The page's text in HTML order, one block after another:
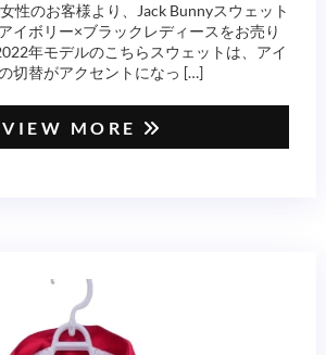
性のお客様より、Jack Bunnyスウェット
イボリー×ブラックレディースをお売り
年モデルのこちらスウェットは、アイ
切替がアクセントになっ […]
VIEW MORE